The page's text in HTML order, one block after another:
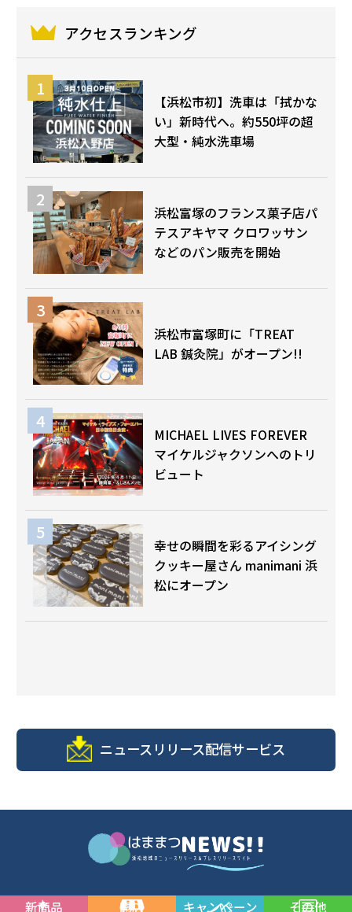
アクセスランキング
【浜松市初】洗車は「拭かな
い」新時代へ。約550坪の超
大型・純水洗車場
浜松富塚のフランス菓子店パ
テスアキヤマ クロワッサン
などのパン販売を開始
浜松市富塚町に「TREAT
LAB 鍼灸院」がオープン!!
MICHAEL LIVES FOREVER
マイケルジャクソンへのトリ
ビュート
幸せの瞬間を彩るアイシング
クッキー屋さん manimani 浜
松にオープン
ニュースリリース配信サービス
新商品 開店 キャンペーン その他